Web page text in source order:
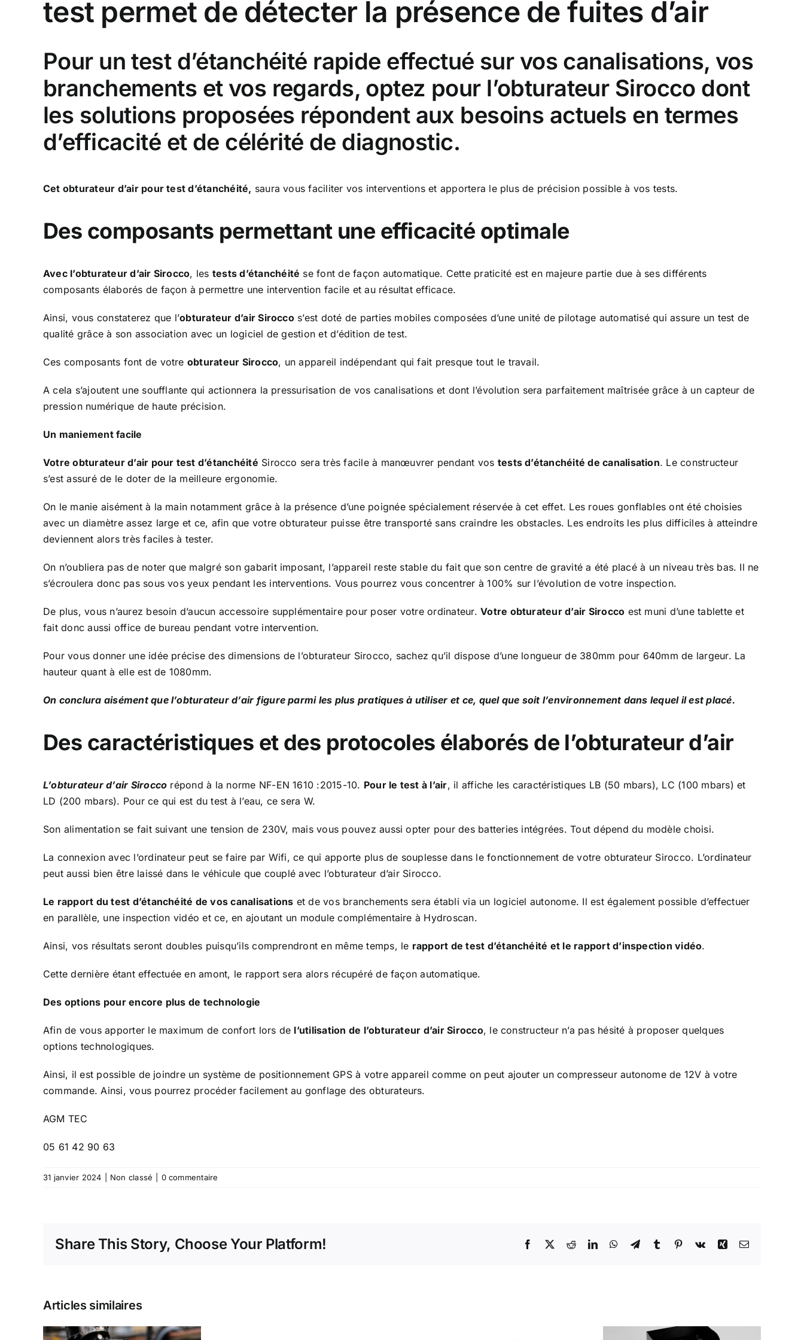
test permet de détecter la présence de fuites d’air
Pour un test d’étanchéité rapide effectué sur vos canalisations, vos
branchements et vos regards, optez pour l’obturateur Sirocco dont
les solutions proposées répondent aux besoins actuels en termes
d’efficacité et de célérité de diagnostic.
Cet obturateur d’air pour test d’étanchéité, saura vous faciliter vos interventions et apportera le plus de précision possible à vos tests.
Des composants permettant une efficacité optimale
Avec l’obturateur d’air Sirocco, les tests d’étanchéité se font de façon automatique. Cette praticité est en majeure partie due à ses différents
composants élaborés de façon à permettre une intervention facile et au résultat efficace.
Ainsi, vous constaterez que l’obturateur d’air Siroccos’est doté de parties mobiles composées d’une unité de pilotage automatisé qui assure un test de
qualité grâce à son association avec un logiciel de gestion et d’édition de test.
Ces composants font de votre obturateur Sirocco, un appareil indépendant qui fait presque tout le travail.
A cela s’ajoutent une soufflante qui actionnera la pressurisation de vos canalisations et dont l’évolution sera parfaitement maîtrisée grâce à un capteur de
pression numérique de haute précision.
Un maniement facile
Votre obturateur d’air pour test d’étanchéité Sirocco sera très facile à manœuvrer pendant vos tests d’étanchéité de canalisation. Le constructeur
s’est assuré de le doter de la meilleure ergonomie.
On le manie aisément à la main notamment grâce à la présence d’une poignée spécialement réservée à cet effet. Les roues gonflables ont été choisies
avec un diamètre assez large et ce, afin que votre obturateur puisse être transporté sans craindre les obstacles. Les endroits les plus difficiles à atteindre
deviennent alors très faciles à tester.
On n’oubliera pas de noter que malgré son gabarit imposant, l’appareil reste stable du fait que son centre de gravité a été placé à un niveau très bas. Il ne
s’écroulera donc pas sous vos yeux pendant les interventions. Vous pourrez vous concentrer à 100% sur l’évolution de votre inspection.
De plus, vous n’aurez besoin d’aucun accessoire supplémentaire pour poser votre ordinateur.Votre obturateur d’air Sirocco est muni d’une tablette et
fait donc aussi office de bureau pendant votre intervention.
Pour vous donner une idée précise des dimensions de l’obturateur Sirocco, sachez qu’il dispose d’une longueur de 380mm pour 640mm de largeur. La
hauteur quant à elle est de 1080mm.
On conclura aisément que l’obturateur d’air figure parmi les plus pratiques à utiliser et ce, quel que soit l’environnement dans lequel il est placé.
Des caractéristiques et des protocoles élaborés de l’obturateur d’air
L’obturateur d’air Sirocco répond à la norme NF-EN 1610 :2015-10. Pour le test à l’air, il affiche les caractéristiques LB (50 mbars), LC (100 mbars) et
LD (200 mbars). Pour ce qui est du test à l’eau, ce sera W.
Son alimentation se fait suivant une tension de 230V, mais vous pouvez aussi opter pour des batteries intégrées. Tout dépend du modèle choisi.
La connexion avec l’ordinateur peut se faire par Wifi, ce qui apporte plus de souplesse dans le fonctionnement de votre obturateur Sirocco. L’ordinateur
peut aussi bien être laissé dans le véhicule que couplé avec l’obturateur d’air Sirocco.
Le rapport du test d’étanchéité de vos canalisations et de vos branchements sera établi via un logiciel autonome. Il est également possible d’effectuer
en parallèle, une inspection vidéo et ce, en ajoutant un module complémentaire à Hydroscan.
Ainsi, vos résultats seront doubles puisqu’ils comprendront en même temps, le rapport de test d’étanchéité et le rapport d’inspection vidéo.
Cette dernière étant effectuée en amont, le rapport sera alors récupéré de façon automatique.
Des options pour encore plus de technologie
Afin de vous apporter le maximum de confort lors de l’utilisation de l’obturateur d’air Sirocco, le constructeur n’a pas hésité à proposer quelques
options technologiques.
Ainsi, il est possible de joindre un système de positionnement GPS à votre appareil comme on peut ajouter un compresseur autonome de 12V à votre
commande. Ainsi, vous pourrez procéder facilement au gonflage des obturateurs.
AGM TEC
05 61 42 90 63
31 janvier 2024 Non classé 0 commentaire
Share This Story, Choose Your Platform! Facebook
X RedditLinkedInWhatsApp
TelegramTumblr Pinterest
Vk Xing Email
Articles similaires